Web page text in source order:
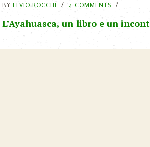
BYELVIO ROCCHI 4 COMMENTS
L’Ayahuasca, un libro e un